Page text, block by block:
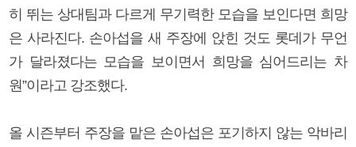
히 뛰는 상대팀과 다르게 무기력한 모습을 보인다면 희망
은 사라진다. 손아섭을 새 주장에 앉힌 것도 롯데가 무언
가 달라졌다는 모습을 보이면서 희망을 심어드리는 차
원”이라고 강조했다.
올 시즌부터 주장을 맡은 손아섭은 포기하지 않는 악바리